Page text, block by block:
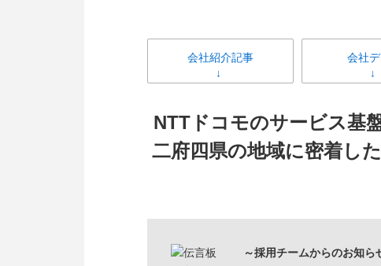
会社紹介記事 会社
NTTドコモのサービス基
二府四県の地域に密着し
～採用チームからのお知ら